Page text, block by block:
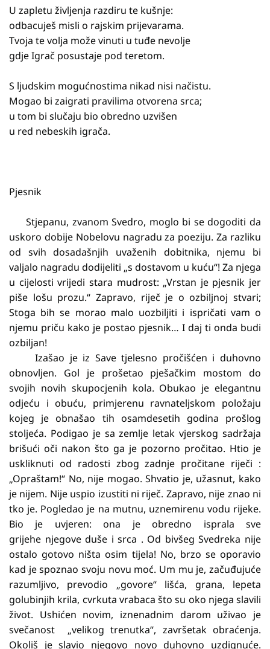
U zapletu življenja razdiru te kušnje:
odbacuješ misli o rajskim prijevarama.
Tvoja te volja može vinuti u tuđe nevolje
gdje Igrač posustaje pod teretom.
S ljudskim mogućnostima nikad nisi načistu.
Mogao bi zaigrati pravilima otvorena srca;
u tom bi slučaju bio obredno uzvišen
u red nebeskih igrača.
Pjesnik
Stjepanu, zvanom Svedro, moglo bi se dogoditi da
uskoro dobije Nobelovu nagradu za poeziju. Za razliku
od svih dosadašnjih uvaženih dobitnika, njemu bi
valjalo nagradu dodijeliti „s dostavom u kuću“! Za njega
u cijelosti vrijedi stara mudrost: „Vrstan je pjesnik jer
piše lošu prozu.“ Zapravo, riječ je o ozbiljnoj stvari;
Stoga bih se morao malo uozbiljiti i ispričati vam o
njemu priču kako je postao pjesnik… I daj ti onda budi
ozbiljan!
Izašao je iz Save tjelesno pročišćen i duhovno
obnovljen. Gol je prošetao pješačkim mostom do
svojih novih skupocjenih kola. Obukao je elegantnu
odjeću i obuću, primjerenu ravnateljskom položaju
kojeg je obnašao tih osamdesetih godina prošlog
stoljeća. Podigao je sa zemlje letak vjerskog sadržaja
brišući oči nakon što ga je pozorno pročitao. Htio je
uskliknuti od radosti zbog zadnje pročitane riječi :
„Opraštam!“ No, nije mogao. Shvatio je, užasnut, kako
je nijem. Nije uspio izustiti ni riječ. Zapravo, nije znao ni
tko je. Pogledao je na mutnu, uznemirenu vodu rijeke.
Bio je uvjeren: ona je obredno isprala sve
grijehe njegove duše i srca . Od bivšeg Svedreka nije
ostalo gotovo ništa osim tijela! No, brzo se oporavio
kad je spoznao svoju novu moć. Um mu je, začuđujuće
razumljivo, prevodio „govore“ lišća, grana, lepeta
golubinjih krila, cvrkuta vrabaca što su oko njega slavili
život. Ushićen novim, iznenadnim darom uživao je
svečanost „velikog trenutka“, završetak obraćenja.
Okoliš je slavio njegovo novo duhovno uzdignuće.